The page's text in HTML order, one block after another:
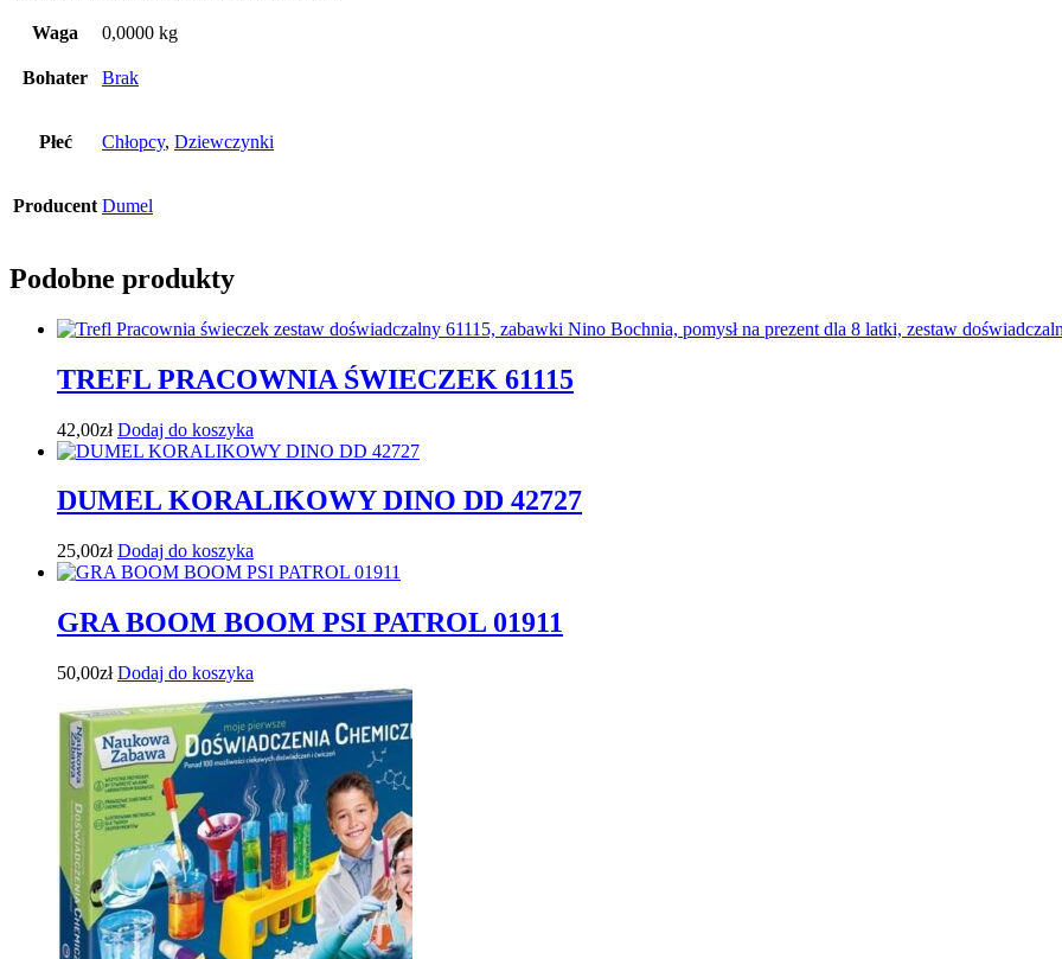
Waga 0,0000 kg
Bohater Brak
Płeć Chłopcy, Dziewczynki
Producent Dumel
Podobne produkty
TREFL PRACOWNIA ŚWIECZEK 61115
42,00zł Dodaj do koszyka
DUMEL KORALIKOWY DINO DD 42727
25,00zł Dodaj do koszyka
GRA BOOM BOOM PSI PATROL 01911
50,00zł Dodaj do koszyka